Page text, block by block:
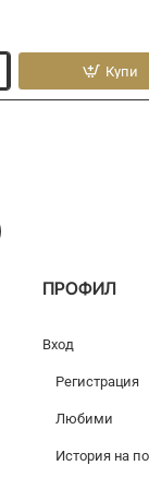
Купи
ПРОФИЛ
Вход
Регистрация
Любими
История на